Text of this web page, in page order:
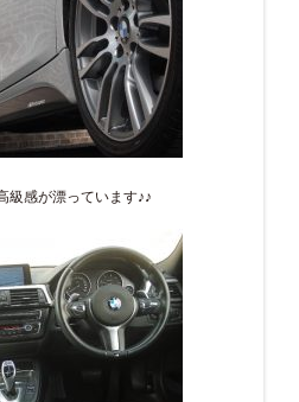
級感が漂っています♪♪